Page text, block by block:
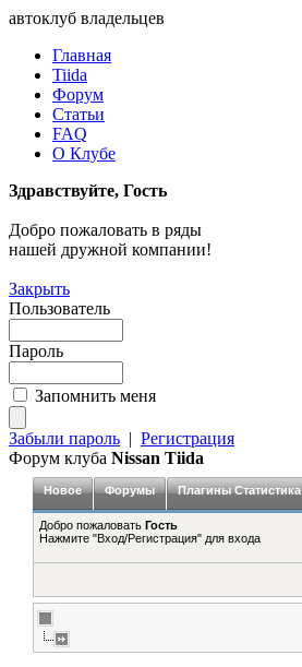
автоклуб владельцев
Главная
Tiida
Форум
Статьи
FAQ
О Клубе
Здравствуйте, Гость
Добро пожаловать в ряды
нашей дружной компании!
Закрыть
Пользователь
Пароль
Запомнить меня
Забыли пароль | Регистрация
Форум клуба Nissan Tiida
Новое Форумы Плагины Статистика
Добро пожаловать Гость
Нажмите "Вход/Регистрация" для входа